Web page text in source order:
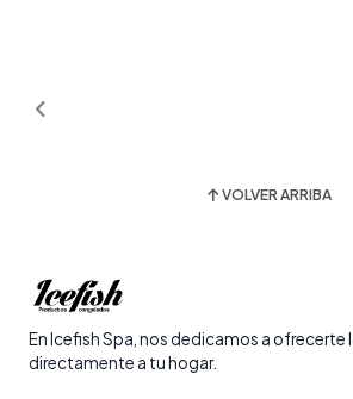
VOLVER ARRIBA
En Icefish Spa, nos dedicamos a ofrecerte
directamente a tu hogar.